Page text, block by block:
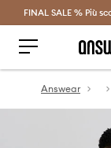
FINAL SALE % Più
Answear